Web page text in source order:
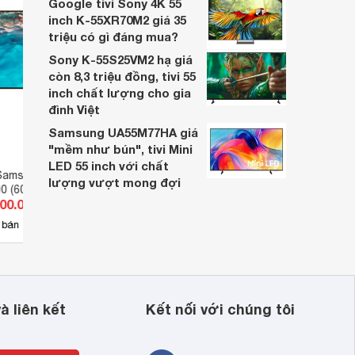
60 inch 4K
(60BU8000)
đ
Smart TV Samsung 43 inch 4K
43RU7100
Google tivi Sony 4K 55
inch K-55XR70M2 giá 35
triệu có gì đáng mua?
Sony K-55S25VM2 hạ giá
còn 8,3 triệu đồng, tivi 55
inch chất lượng cho gia
đình Việt
Samsung UA55M77HA giá
"mềm như bún", tivi Mini
LED 55 inch với chất
lượng vượt mong đợi
liên kết Kết nối với chúng tôi